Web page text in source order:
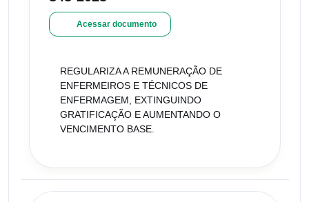
Acessar documento
REGULARIZA A REMUNERAÇÃO DE
ENFERMEIROS E TÉCNICOS DE
ENFERMAGEM, EXTINGUINDO
GRATIFICAÇÃO E AUMENTANDO O
VENCIMENTO BASE.